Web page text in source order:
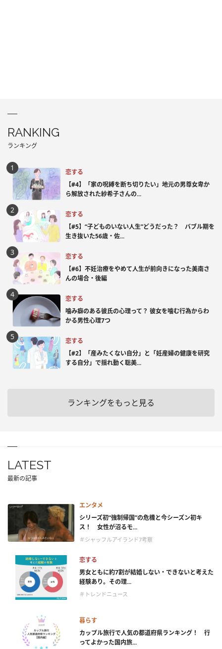
RANKING
ランキング
恋する
【#4】「家の呪縛を断ち切りたい」地元の男尊女卑か
ら解放された紗希子さんの...
恋する
【#5】“子どものいない人生”どうだった？ バブル期を
生き抜いた56歳・佐...
恋する
【#6】不妊治療をやめて人生が前向きになった美南さ
んの場合・後編
恋する
噛み癖のある彼氏の心理って？ 彼女を噛む行為からわ
かる男性心理7つ
恋する
【#2】「産みたくない自分」と「妊産婦の健康を研究
する自分」で揺れ動く聡美...
ランキングをもっと見る
LATEST
最新の記事
エンタメ
シリーズ初“強制帰国”の危機と今シーズン初キ
ス！ 女性が沼るモ...
＃シャッフルアイランド7考察
恋する
男女ともに約7割が結婚しない・できないと考えた
経験あり。その理...
＃トレンドニュース
暮らす
カップル旅行で人気の都道府県ランキング！ 行
ってよかった国内旅...